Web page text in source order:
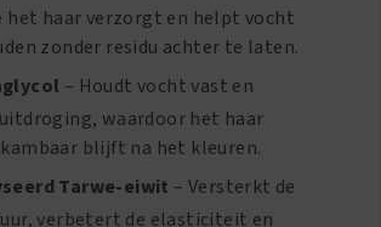
het haar verzorgt en helpt vocht
zonder residu achter te laten.
– Houdt vocht vast en
waardoor het haar
blijft na het kleuren.
Tarwe-eiwit – Versterkt de
verbetert de elasticiteit en